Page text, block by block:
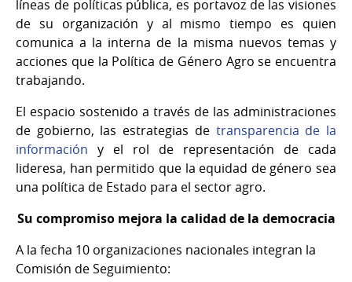
líneas de políticas pública, es portavoz de las visiones
de su organización y al mismo tiempo es quien
comunica a la interna de la misma nuevos temas y
acciones que la Política de Género Agro se encuentra
trabajando.
El espacio sostenido a través de las administraciones
de gobierno, las estrategias de transparencia de la
información y el rol de representación de cada
lideresa, han permitido que la equidad de género sea
una política de Estado para el sector agro.
Su compromiso mejora la calidad de la democracia
A la fecha 10 organizaciones nacionales integran la
Comisión de Seguimiento: